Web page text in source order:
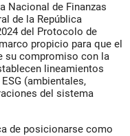
Nacional de Finanzas
de la República
del Protocolo de
propicio para que el
su compromiso con la
lineamientos
(ambientales,
del sistema
de posicionarse como